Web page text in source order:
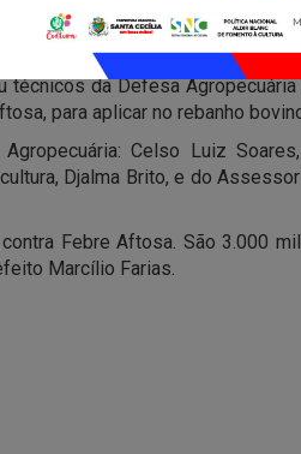
da Defesa
para aplicar no rebanho
Celso Luiz
Djalma Brito, e do
Febre Aftosa. São 3.000
Marcílio Farias.